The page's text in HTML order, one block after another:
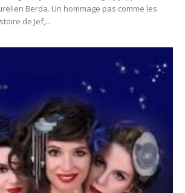
pas comme les
de Jef,...